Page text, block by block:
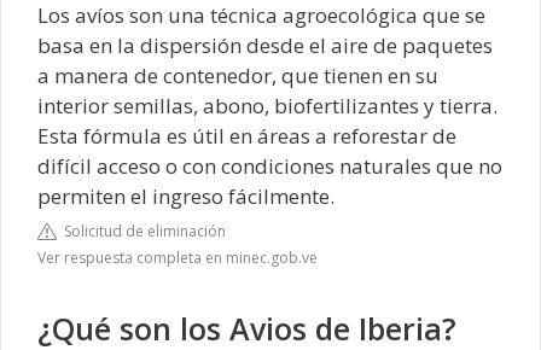
Los avíos son una técnica agroecológica que se
basa en la dispersión desde el aire de paquetes
a manera de contenedor, que tienen en su
interior semillas, abono, biofertilizantes y tierra.
Esta fórmula es útil en áreas a reforestar de
difícil acceso o con condiciones naturales que no
permiten el ingreso fácilmente.
Solicitud de eliminación
Ver respuesta completa en minec.gob.ve
¿Qué son los Avios de Iberia?